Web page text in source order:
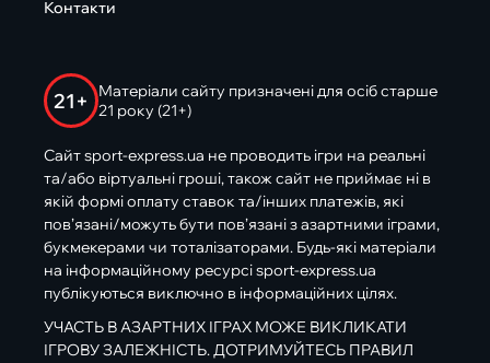
Контакти
21+
Матеріали сайту призначені для осіб старше
21 року (21+)
Сайт sport-express.ua не проводить ігри на реальні
та/або віртуальні гроші, також сайт не приймає ні в
якій формі оплату ставок та/інших платежів, які
пов’язані/можуть бути пов’язані з азартними іграми,
букмекерами чи тоталізаторами. Будь-які матеріали
на інформаційному ресурсі sport-express.ua
публікуються виключно в інформаційних цілях.
УЧАСТЬ В АЗАРТНИХ ІГРАХ МОЖЕ ВИКЛИКАТИ
ІГРОВУ ЗАЛЕЖНІСТЬ. ДОТРИМУЙТЕСЬ ПРАВИЛ